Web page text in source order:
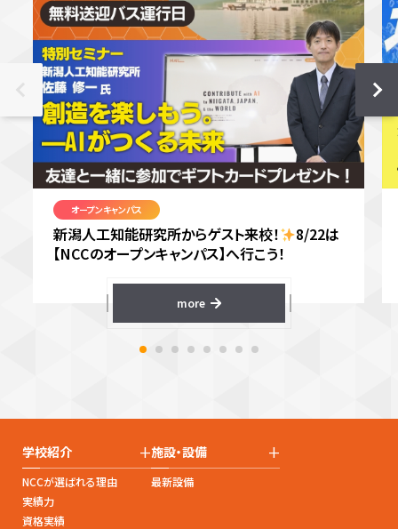
オープンキャンパス
新潟人工知能研究所からゲスト来校！
8/22は
【NCCのオープンキャンパス】へ行こう！
more
学校紹介 +
NCCが選ばれる理由
実績力
資格実績
施設・設備 +
最新設備